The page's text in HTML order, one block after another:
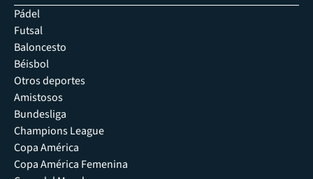
Pádel
Futsal
Baloncesto
Béisbol
Otros deportes
Amistosos
Bundesliga
Champions League
Copa América
Copa América Femenina